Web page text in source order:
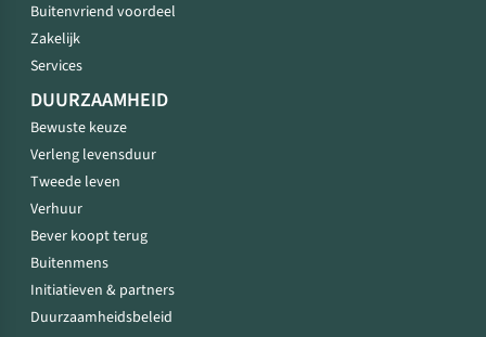
Buitenvriend voordeel
Zakelijk
Services
DUURZAAMHEID
Bewuste keuze
Verleng levensduur
Tweede leven
Verhuur
Bever koopt terug
Buitenmens
Initiatieven & partners
Duurzaamheidsbeleid